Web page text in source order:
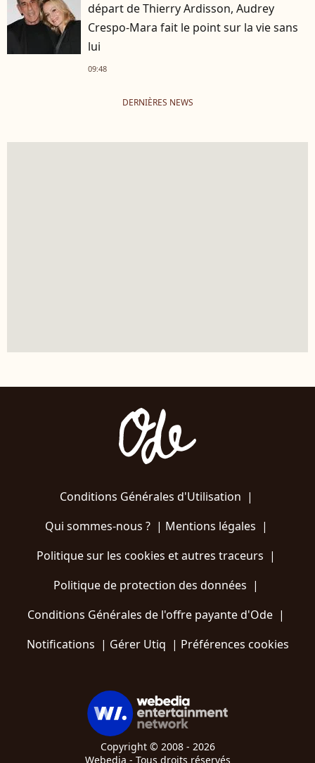
départ de Thierry Ardisson, Audrey
Crespo-Mara fait le point sur la vie sans
lui
09:48
DERNIÈRES NEWS
Conditions Générales d'Utilisation |
Qui sommes-nous ?| Mentions légales |
Politique sur les cookies et autres traceurs |
Politique de protection des données |
Conditions Générales de l'offre payante d'Ode |
Notifications | Gérer Utiq | Préférences cookies
Copyright © 2008 - 2026
Webedia - Tous droits réservés